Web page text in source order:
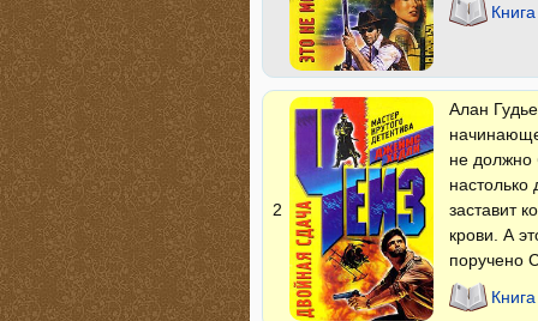
2
Алан
не должно
заставит
крови. А
поручено